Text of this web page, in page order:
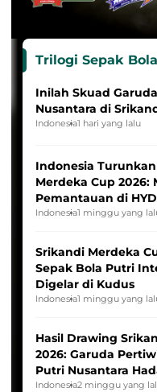
Trilogi Sepak
Inilah Skuad
Nusantara di
Indonesia1 hari yang lalu
Indonesia
Merdeka Cup 2026:
Pemantauan di
League
Indonesia1 minggu yang
Srikandi Merdeka
Sepak Bola Putri
Digelar di Kudus
Indonesia1 minggu yang
Hasil Drawing
2026: Garuda
Putri Nusantara
Indonesia2 minggu yang